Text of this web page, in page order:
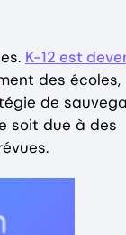
K-12 est
des écoles,
de
soit due à des